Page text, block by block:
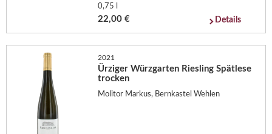
0,75 l
22,00 € Details
2021
Ürziger Würzgarten Riesling Spätlese
trocken
Molitor Markus, Bernkastel Wehlen